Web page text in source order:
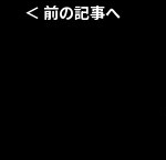
＜ 前の記事へ